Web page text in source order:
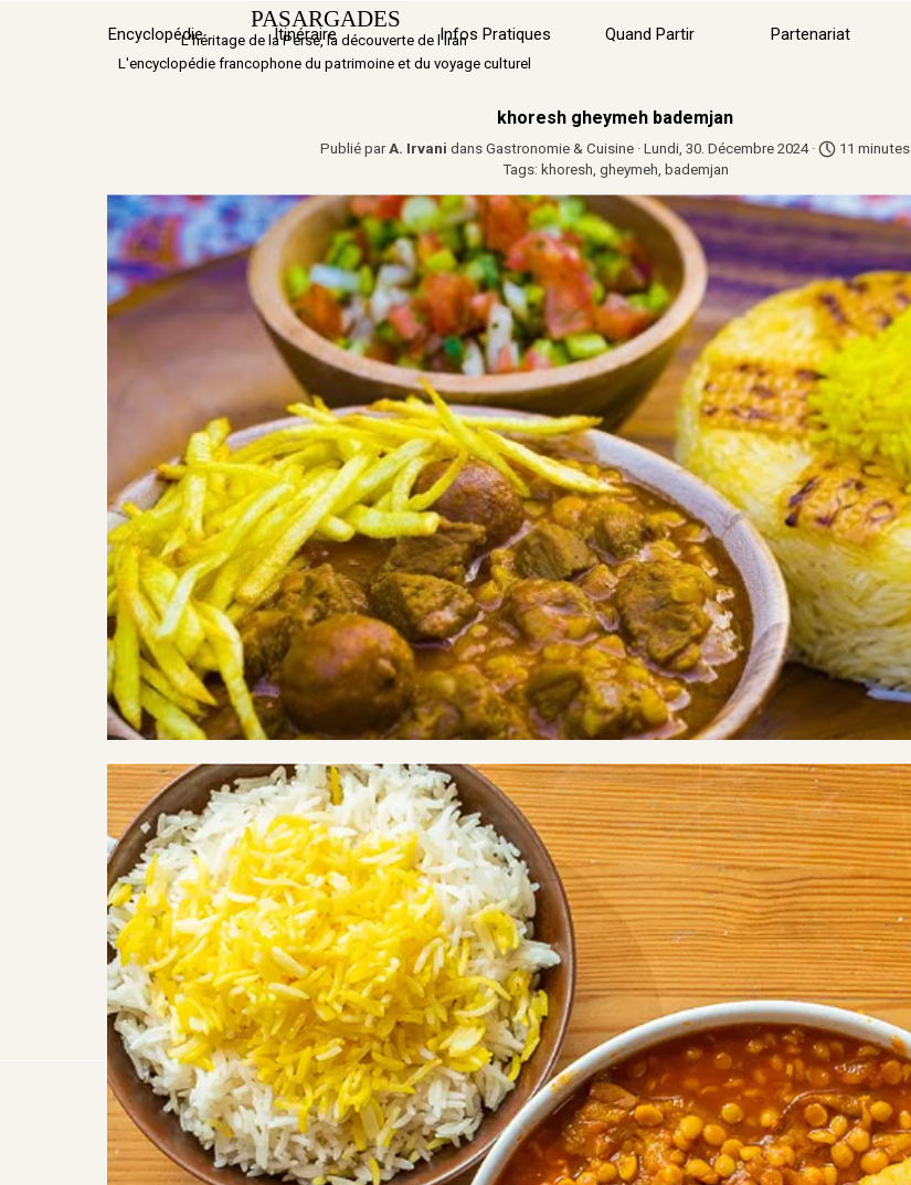
PASARGADES Sauter le menu
Encyclopédie Itinéraire ▼
Infos Pratiques Quand Partir Partenariat
L'héritage de la Perse, la découverte de l'Iran
L'encyclopédie francophone du patrimoine et du voyage culturel
khoresh gheymeh bademjan
Publié parA. Irvani dans Gastronomie & Cuisine · Lundi, 30. Décembre 2024 ·
11 minutes
Tags: khoresh, gheymeh, bademjan